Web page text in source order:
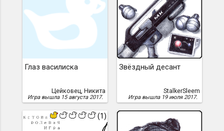
Глаз василиска
Цейковец, Никита
Игра вышла 15 августа 2017.
Звёздный десант
StalkerSleem
Игра вышла 19 июля 2017.
(1)